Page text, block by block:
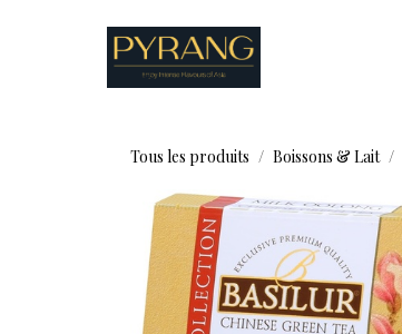
Tous les produits Boissons & Lait